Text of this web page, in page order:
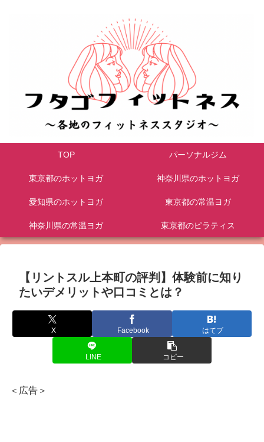
TOP パーソナルジム
東京都のホットヨガ 神奈川県のホットヨガ
愛知県のホットヨガ 東京都の常温ヨガ
神奈川県の常温ヨガ 東京都のピラティス
【リントスル上本町の評判】体験前に知り
たいデメリットや口コミとは？
X Facebook はてブ
LINE コピー
＜広告＞